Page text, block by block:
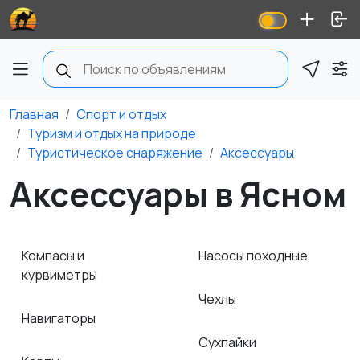
Главная
Спорт и отдых
Туризм и отдых на природе
Туристическое снаряжение
Аксессуары
Аксессуары в Ясном
Компасы и
курвиметры
Навигаторы
Насосы походные
Чехлы
Сухпайки